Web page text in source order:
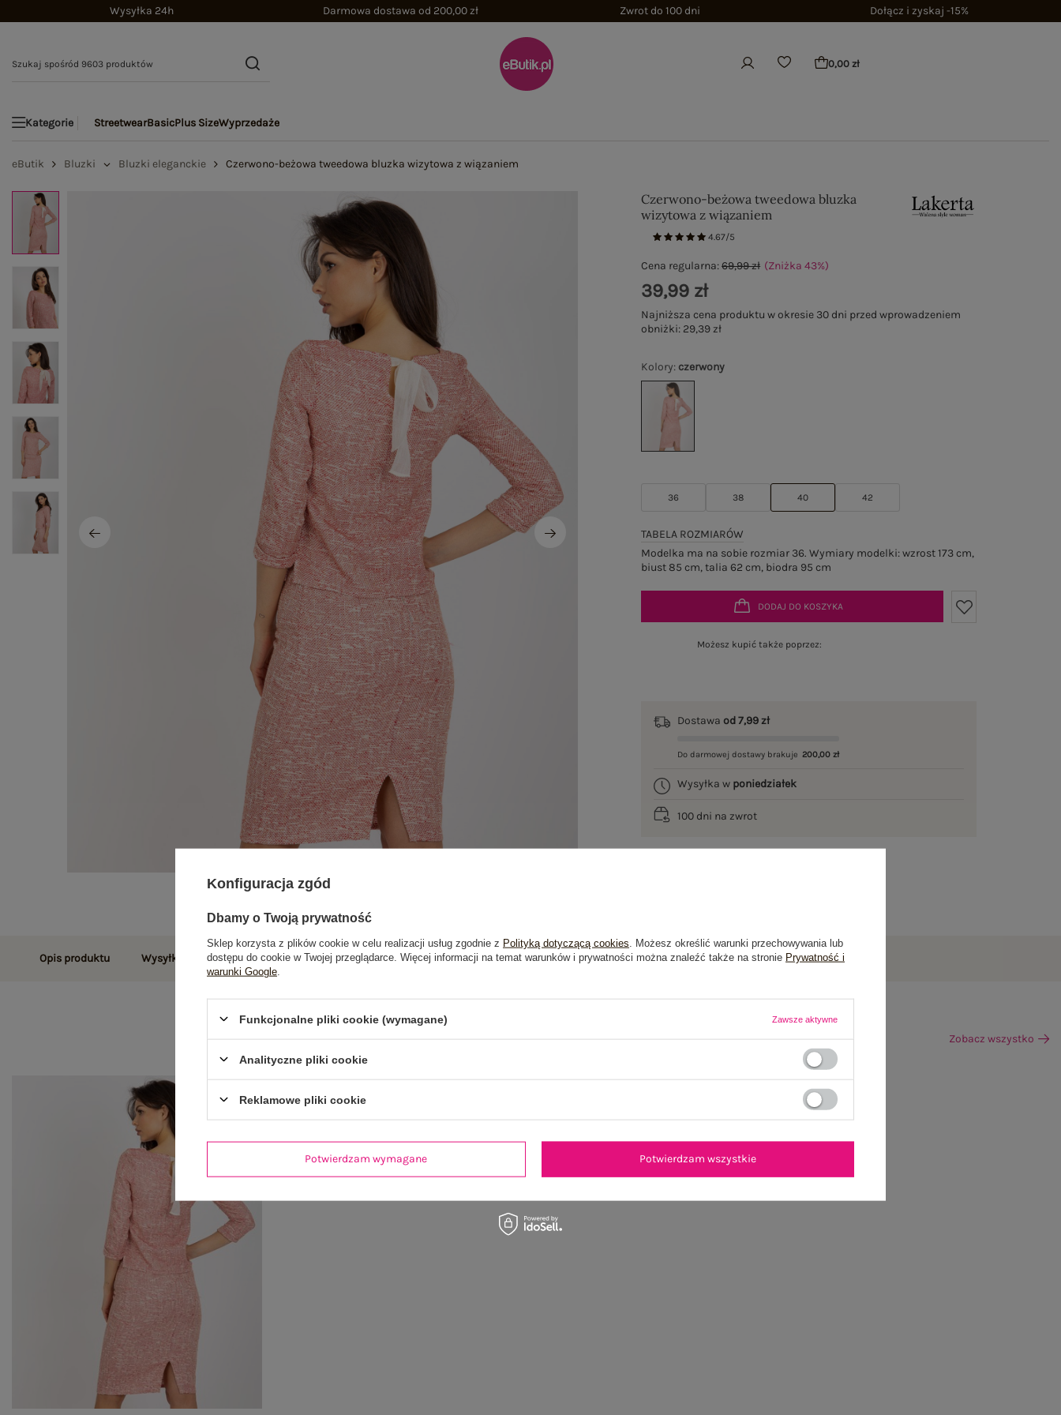
Wysyłka 24h Darmowa dostawa od 200,00 zł Zwrot do 100 dni Dołącz i zyskaj -15%
0,00 zł
Kategorie StreetwearBasicPlus SizeWyprzedaże
eButik Bluzki Bluzki eleganckie Czerwono-beżowa tweedowa bluzka wizytowa z wiązaniem
Czerwono-beżowa tweedowa bluzka
wizytowa z wiązaniem
4.67/5
Kolory: czerwony
36 38 40 42
TABELA ROZMIARÓW
Modelka ma na sobie rozmiar 36. Wymiary modelki: wzrost 173 cm,
biust 85 cm, talia 62 cm, biodra 95 cm
Cena regularna:69,99 zł (Zniżka43%)
39,99 zł
Najniższa cena produktu w okresie 30 dni przed wprowadzeniem
obniżki: 29,39 zł
DODAJ DO KOSZYKA
Możesz kupić także poprzez:
Dostawaod 7,99 zł
Do darmowej dostawy brakuje 200,00 zł
Wysyłka w poniedziałek
100 dni na zwrot
Opis produktu Wysyłka i dostawa Zwroty i reklamacje Opinie o produkcie(3)
Zobacz wszystko
Konfiguracja zgód
Dbamy o Twoją prywatność
Sklep korzysta z plików cookie w celu realizacji usług zgodnie z Polityką dotyczącą cookies . Możesz określić warunki przechowywania lub
dostępu do cookie w Twojej przeglądarce. Więcej informacji na temat warunków i prywatności można znaleźć także na stronie Prywatność i
warunki Google
Funkcjonalne pliki cookie (wymagane) Zawsze aktywne
Analityczne pliki cookie
Reklamowe pliki cookie
Potwierdzam wymagane Potwierdzam wszystkie